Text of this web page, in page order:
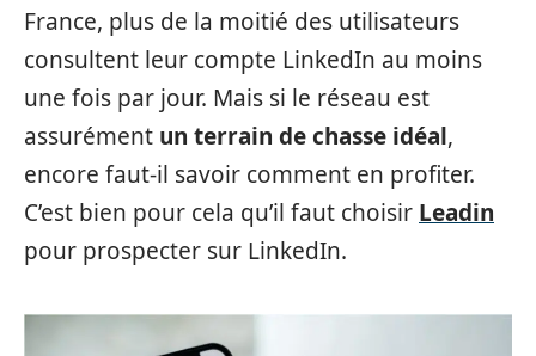
France, plus de la moitié des utilisateurs
consultent leur compte LinkedIn au moins
une fois par jour. Mais si le réseau est
assurément un terrain de chasse idéal,
encore faut-il savoir comment en profiter.
C’est bien pour cela qu’il faut choisir Leadin
pour prospecter sur LinkedIn.